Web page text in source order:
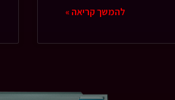
להמשך קריאה »